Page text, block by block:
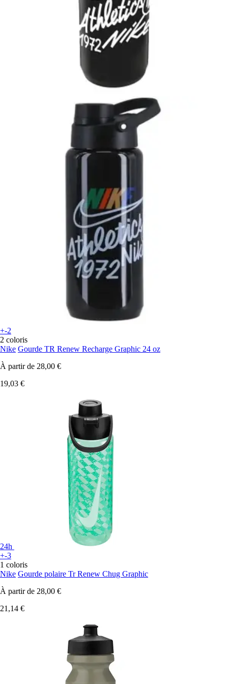
+-2
2 coloris
Nike Gourde TR Renew Recharge Graphic 24 oz
À partir de 28,00 €
19,03 €
24h
+-3
1 coloris
Nike Gourde polaire Tr Renew Chug Graphic
À partir de 28,00 €
21,14 €